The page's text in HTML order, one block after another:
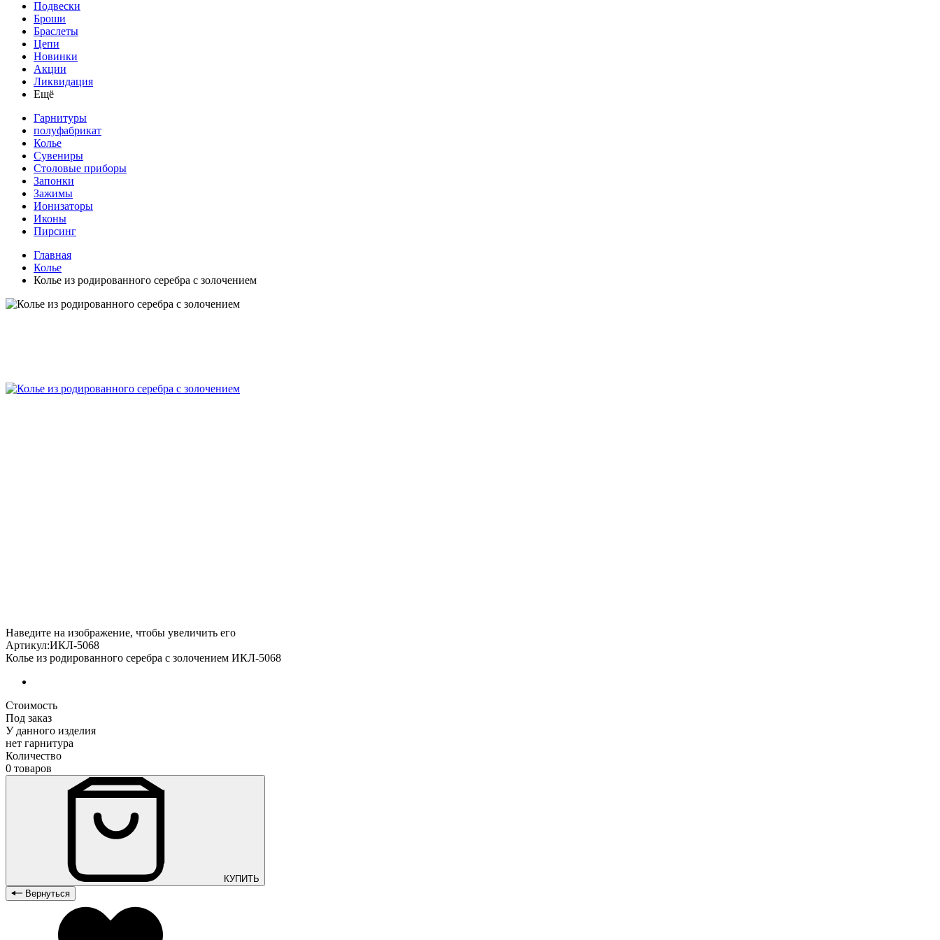
Подвески
Броши
Браслеты
Цепи
Новинки
Акции
Ликвидация
Ещё
Гарнитуры
полуфабрикат
Колье
Сувениры
Столовые приборы
Запонки
Зажимы
Ионизаторы
Иконы
Пирсинг
Главная
Колье
Колье из родированного серебра с золочением
Наведите на изображение, чтобы увеличить его
Артикул:ИКЛ-5068
Колье из родированного серебра с золочением ИКЛ-5068
Стоимость
Под заказ
У данного изделия
нет гарнитура
Количество
0 товаров
КУПИТЬ
Вернуться